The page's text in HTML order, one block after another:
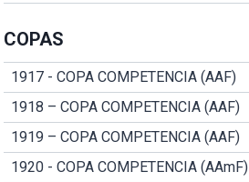
COPAS
1917 - COPA COMPETENCIA (AAF)
1918 – COPA COMPETENCIA (AAF)
1919 – COPA COMPETENCIA (AAF)
1920 - COPA COMPETENCIA (AAmF)